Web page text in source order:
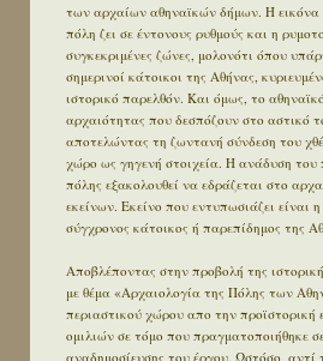
των αρχαίων αθηναϊκών δήμων. Η εικόνα
πόλη ζει σε έντονους ρυθμούς και η
συγκεκριμένες ζώνες, μολονότι όπου
σημερινοί κάτοικοι της Αθήνας,
ιστορικό παρελθόν. Και όμως, το
αρχαιότητας που δεσπόζουν στο αστικό
αποτελώντας τη ζωντανή σύνδεση του
χώρο ως γηγενή στοιχεία. Η ανάδυση του
πόλης εξακολουθεί να εδράζεται στο
εκείνων. Εκείνο που εντυπωσιάζει είναι
σύγχρονος κάτοικος ή παρεπίδημος της
Αποβλέποντας στην προβολή της
με θέμα «Αρχαιολογία της Πόλης των
περιαστικού χώρου απο την προϊστορική
ομιλιών σε τόμο που πραγματοποιήθηκε
αναδημοσίευσης του έργου. Ωστόσο,